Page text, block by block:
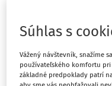
Ups,
Súhlas s
Vážený návštevník, snažíme
používateľského komfortu
základné predpoklady patrí